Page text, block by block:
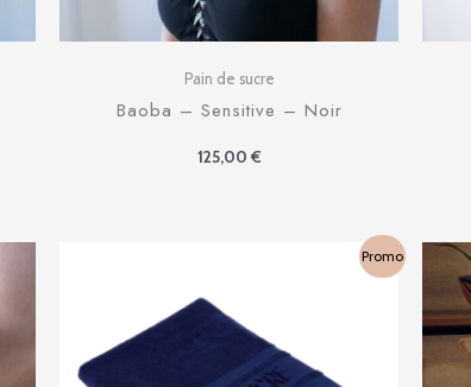
Pain de sucre
Baoba – Sensitive – Noir
125,00 €
Promo
75,00 €.